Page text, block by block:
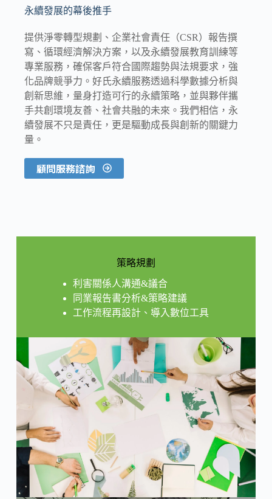
永續發展的幕後推手
提供淨零轉型規劃、企業社會責任（CSR）報告撰
寫、循環經濟解決方案，以及永續發展教育訓練等
專業服務，確保客戶符合國際趨勢與法規要求，強
化品牌競爭力。好氏永續服務透過科學數據分析與
創新思維，量身打造可行的永續策略，並與夥伴攜
手共創環境友善、社會共融的未來。我們相信，永
續發展不只是責任，更是驅動成長與創新的關鍵力
量。
顧問服務諮詢
策略規劃
利害關係人溝通&議合
同業報告書分析&策略建議
工作流程再設計、導入數位工具